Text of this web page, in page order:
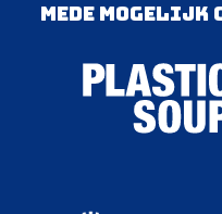
Mede mogelijk